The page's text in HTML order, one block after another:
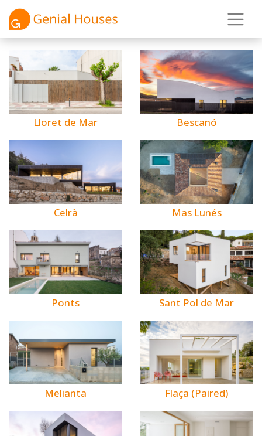
Lloret de Mar Bescanó
Celrà Mas Lunés
Ponts Sant Pol de Mar
Melianta Flaça (Paired)